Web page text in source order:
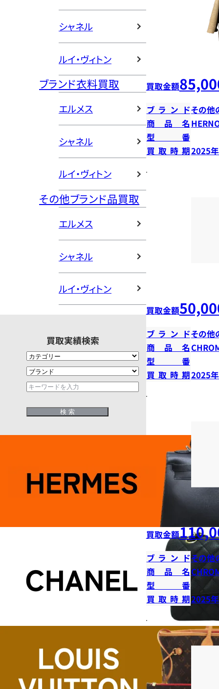
シャネル
ルイ・ヴィトン
ブランド衣料買取
エルメス
シャネル
ルイ・ヴィトン
その他ブランド品買取
エルメス
シャネル
ルイ・ヴィトン
買取実績検索
買取金額
ブランドその他
商品名
型番
買取時期2025
買取金額
ブランドその他
商品名
型番
買取時期2025
買取金額
ブランドその他
商品名
型番
買取時期2025